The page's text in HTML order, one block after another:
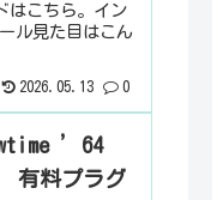
はこちら。イン
ル見た目はこん
2026.05.13 0
’64
有料プラグ